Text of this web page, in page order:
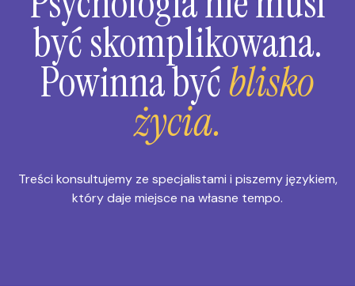
być skomplikowana.
Powinna byćblisko
życia.
Treści konsultujemy ze specjalistami i piszemy językiem,
który daje miejsce na własne tempo.